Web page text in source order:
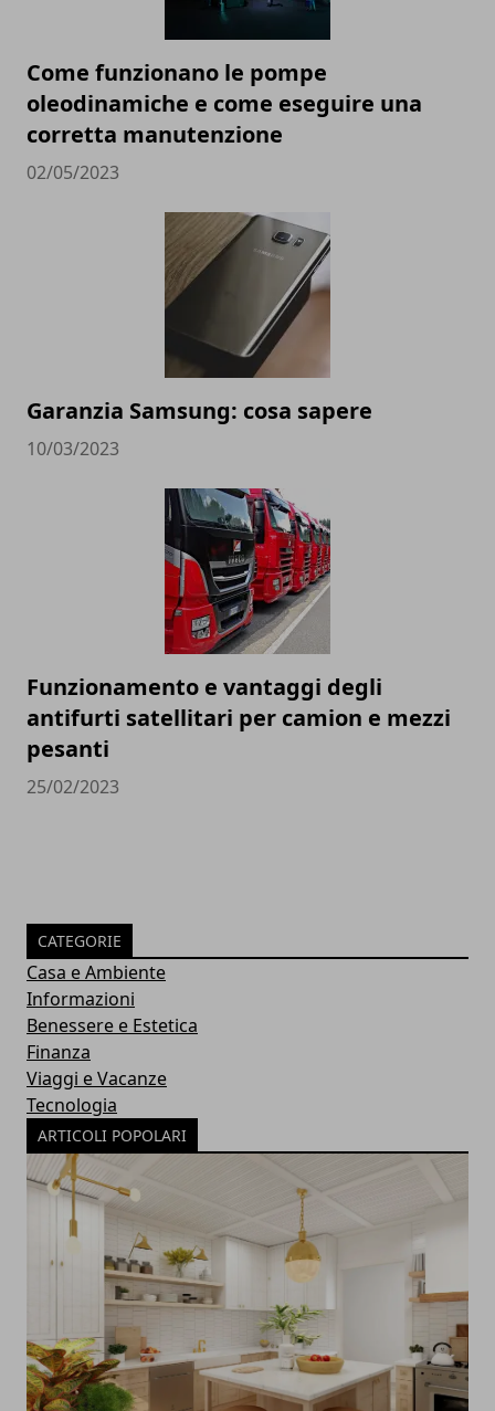
Come funzionano le pompe
oleodinamiche e come eseguire una
corretta manutenzione
02/05/2023
Garanzia Samsung: cosa sapere
10/03/2023
Funzionamento e vantaggi degli
antifurti satellitari per camion e mezzi
pesanti
25/02/2023
CATEGORIE
Casa e Ambiente
Informazioni
Benessere e Estetica
Finanza
Viaggi e Vacanze
Tecnologia
ARTICOLI POPOLARI